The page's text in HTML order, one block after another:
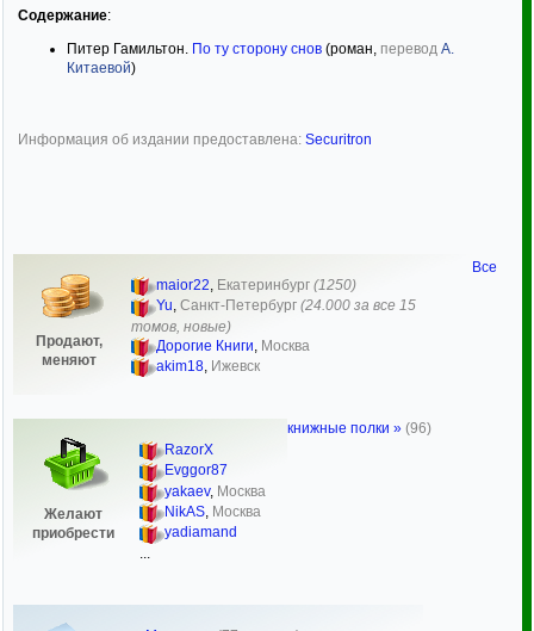
Содержание:
Питер Гамильтон. По ту сторону снов (роман, перевод А.
Китаевой)
Информация об издании предоставлена: Securitron
Продают,
меняют
maior22, Екатеринбург (1250)
Yu, Санкт-Петербург (24.000 за все 15
томов, новые)
Дорогие Книги Москва
akim18, Ижевск
Желают
приобрести
RazorX
Evggor87
yakaev, Москва
NikAS, Москва
yadiamand
Все
книжные полки » (96)